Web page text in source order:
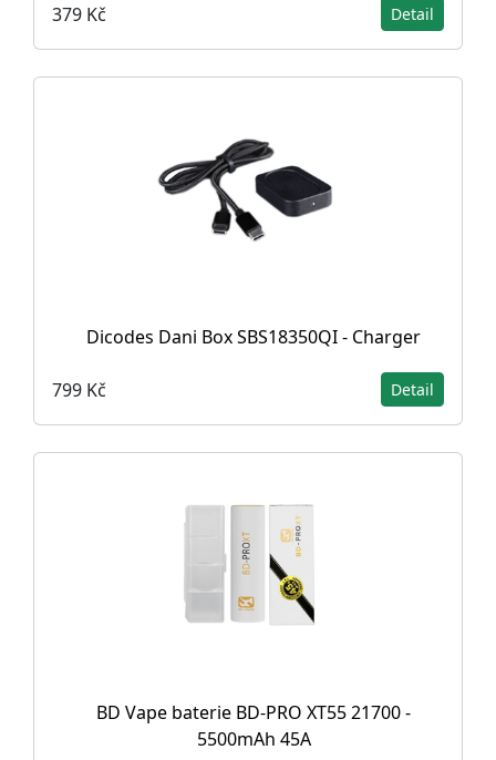
379 Kč Detail
Dicodes Dani Box SBS18350QI - Charger
799 Kč Detail
BD Vape baterie BD-PRO XT55 21700 -
5500mAh 45A